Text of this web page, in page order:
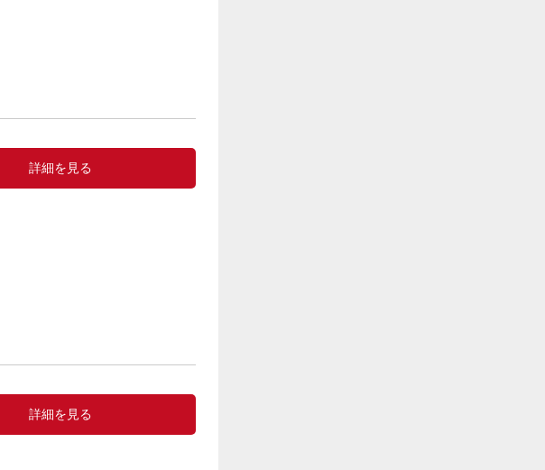
詳細を見る
詳細を見る